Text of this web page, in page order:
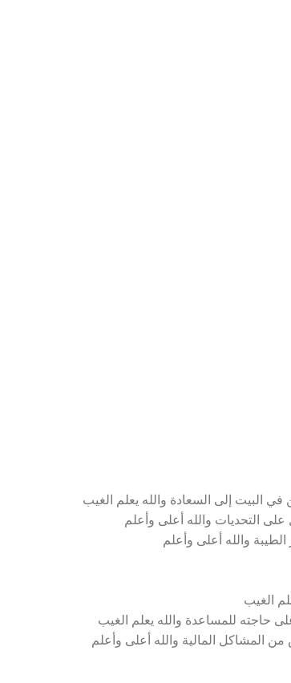
إلى السعادة والله يعلم الغيب
التحديات والله أعلى وأعلم
والله أعلى وأعلم
الغيب
حاجته للمساعدة والله يعلم الغيب
المشاكل المالية والله أعلى وأعلم